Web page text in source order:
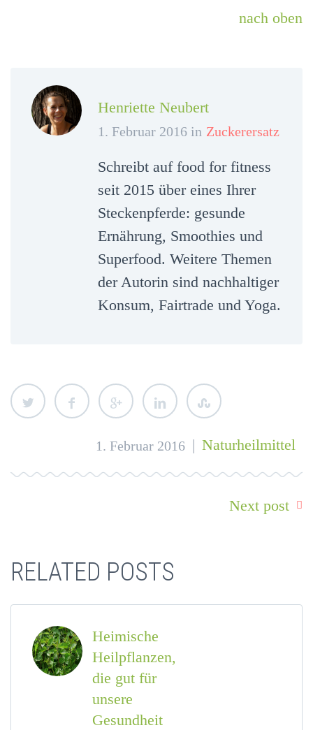
nach oben
Henriette Neubert
1. Februar 2016 in Zuckerersatz
Schreibt auf food for fitness
seit 2015 über eines Ihrer
Steckenpferde: gesunde
Ernährung, Smoothies und
Superfood. Weitere Themen
der Autorin sind nachhaltiger
Konsum, Fairtrade und Yoga.
1. Februar 2016 | Naturheilmittel
Next post
RELATED POSTS
Heimische
Heilpflanzen,
die gut für
unsere
Gesundheit